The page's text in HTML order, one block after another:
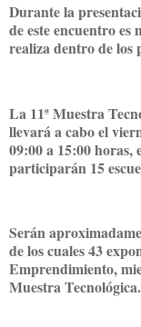
Durante la
de este encuentro es
realiza dentro de los
La 11ª Muestra
llevará a cabo el
09:00 a 15:00
participarán 15
Serán
de los cuales 43
Emprendimiento,
Muestra Tecnológica.